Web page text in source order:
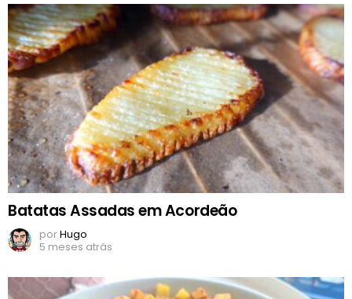
Batatas Assadas em Acordeão
porHugo
5 meses atrás